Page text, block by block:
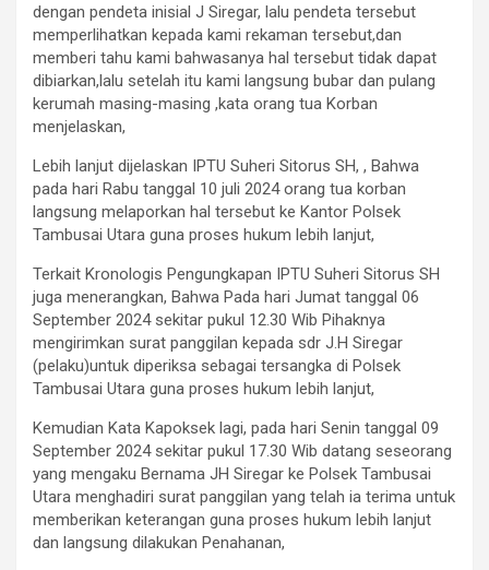
dengan pendeta inisial J Siregar, lalu pendeta tersebut
memperlihatkan kepada kami rekaman tersebut,dan
memberi tahu kami bahwasanya hal tersebut tidak dapat
dibiarkan,lalu setelah itu kami langsung bubar dan pulang
kerumah masing-masing ,kata orang tua Korban
menjelaskan,
Lebih lanjut dijelaskan IPTU Suheri Sitorus SH, , Bahwa
pada hari Rabu tanggal 10 juli 2024 orang tua korban
langsung melaporkan hal tersebut ke Kantor Polsek
Tambusai Utara guna proses hukum lebih lanjut,
Terkait Kronologis Pengungkapan IPTU Suheri Sitorus SH
juga menerangkan, Bahwa Pada hari Jumat tanggal 06
September 2024 sekitar pukul 12.30 Wib Pihaknya
mengirimkan surat panggilan kepada sdr J.H Siregar
(pelaku)untuk diperiksa sebagai tersangka di Polsek
Tambusai Utara guna proses hukum lebih lanjut,
Kemudian Kata Kapoksek lagi, pada hari Senin tanggal 09
September 2024 sekitar pukul 17.30 Wib datang seseorang
yang mengaku Bernama JH Siregar ke Polsek Tambusai
Utara menghadiri surat panggilan yang telah ia terima untuk
memberikan keterangan guna proses hukum lebih lanjut
dan langsung dilakukan Penahanan,